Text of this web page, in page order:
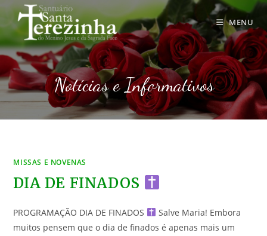
Ir
para
o
conteúdo
MENU
Notícias e Informativos
MISSAS E NOVENAS
DIA DE FINADOS
PROGRAMAÇÃO DIA DE FINADOS
Salve Maria! Embora
muitos pensem que o dia de finados é apenas mais um